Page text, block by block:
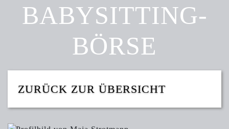
BABY­SITTING­
BÖRSE
ZURÜCK ZUR ÜBERSICHT